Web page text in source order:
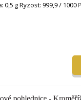
g Ryzost: 999,9 / 1000